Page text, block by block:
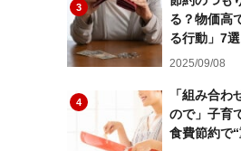
3
る？物価高
る行動」7選
2025/09/08
4
「組み合わ
ので」子育
食費節約で